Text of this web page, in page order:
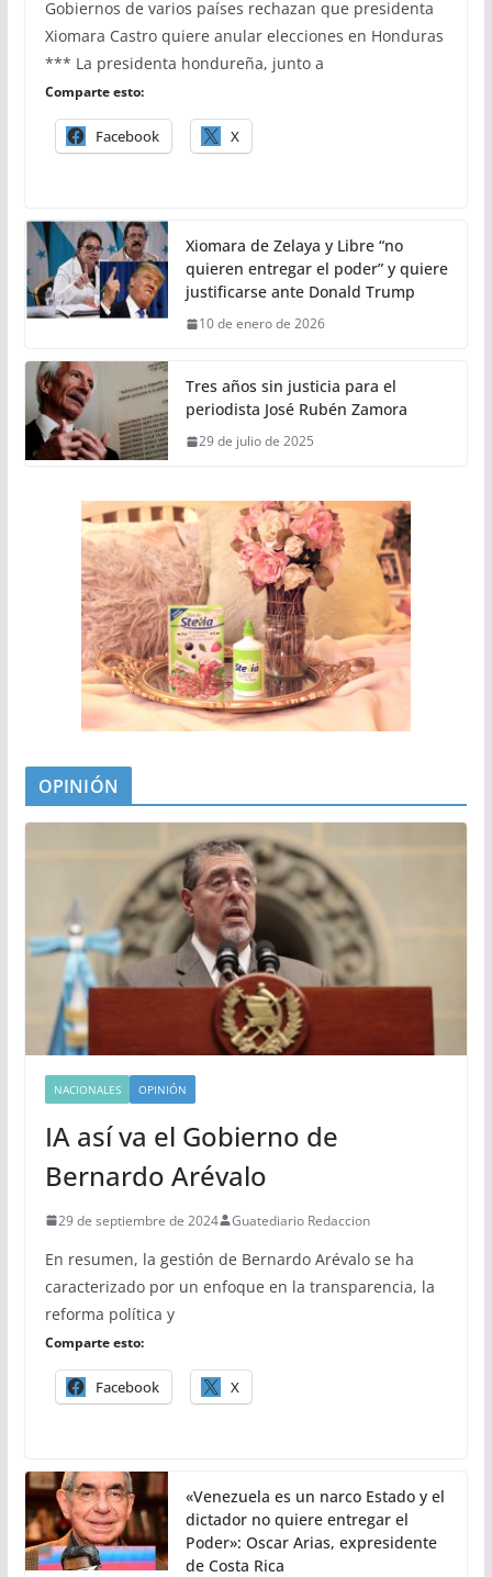
Gobiernos de varios países rechazan que presidenta
Xiomara Castro quiere anular elecciones en Honduras
*** La presidenta hondureña, junto a
Comparte esto:
Facebook X
Xiomara de Zelaya y Libre “no
quieren entregar el poder” y quiere
justificarse ante Donald Trump
10 de enero de 2026
Tres años sin justicia para el
periodista José Rubén Zamora
29 de julio de 2025
OPINIÓN
NACIONALES OPINIÓN
IA así va el Gobierno de
Bernardo Arévalo
29 de septiembre de 2024 Guatediario Redaccion
En resumen, la gestión de Bernardo Arévalo se ha
caracterizado por un enfoque en la transparencia, la
reforma política y
Comparte esto:
Facebook X
«Venezuela es un narco Estado y el
dictador no quiere entregar el
Poder»: Oscar Arias, expresidente
de Costa Rica